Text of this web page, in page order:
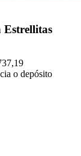
Estrellitas
o depósito